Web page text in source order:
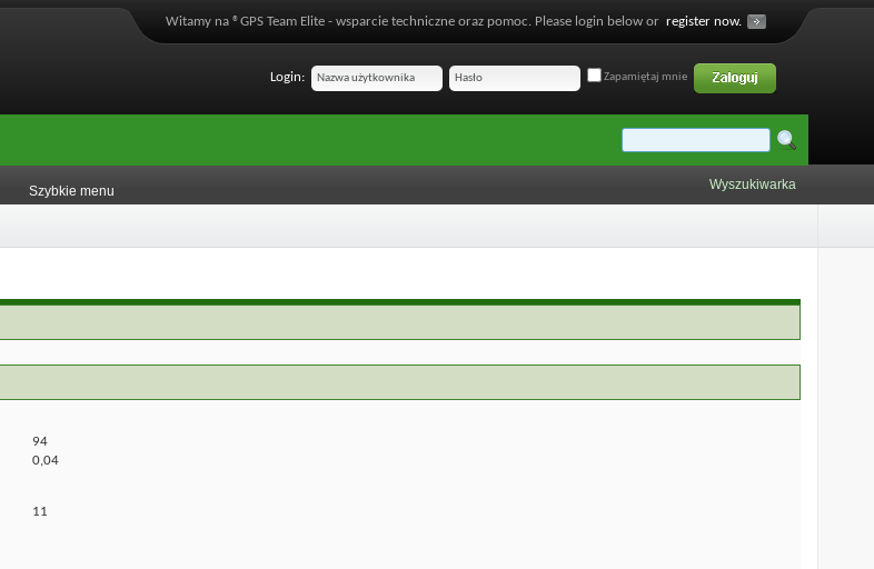
Witamy na ®GPS Team Elite - wsparcie techniczne oraz pomoc. Please login below or register now.
Login: Zapamiętaj mnie
Szybkie menu Wyszukiwarka
94
0,04
11